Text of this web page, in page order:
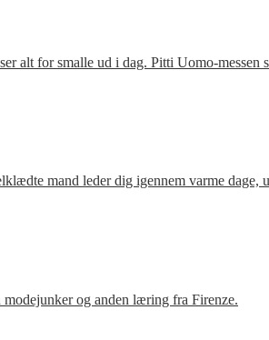
alt for smalle ud i dag. Pitti Uomo-
mand leder dig igennem varme dage,
og anden læring fra Firenze.